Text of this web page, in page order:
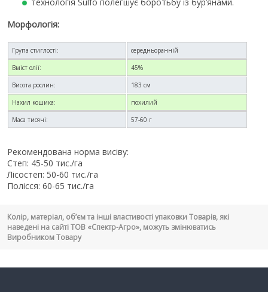
Морфологія:
Група стиглості: середньоранній
Вміст олії: 45%
Висота рослин: 183 см
Нахил кошика: похилий
Маса тисячі: 57-60 г
Рекомендована норма висіву:
Степ: 45-50 тис./га
Лісостеп: 50-60 тис./га
Полісся: 60-65 тис./га
Колір, матеріал, об’єм та інші властивості упаковки Товарів, які
наведені на сайті ТОВ «Спектр-Агро», можуть змінюватись
Виробником Товару